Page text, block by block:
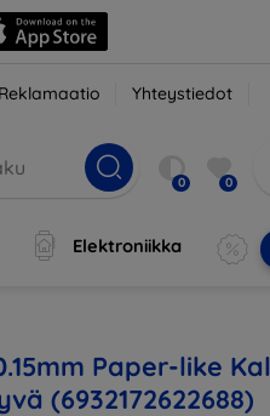
Reklamaatio Yhteystiedot
0 0
Elektroniikka
Paper-like
(6932172622688)